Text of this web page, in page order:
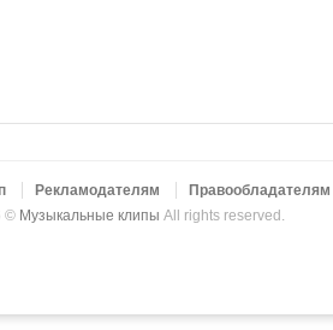
Рекламодателям Правообладателям
© Музыкальные клипы All rights reserved.